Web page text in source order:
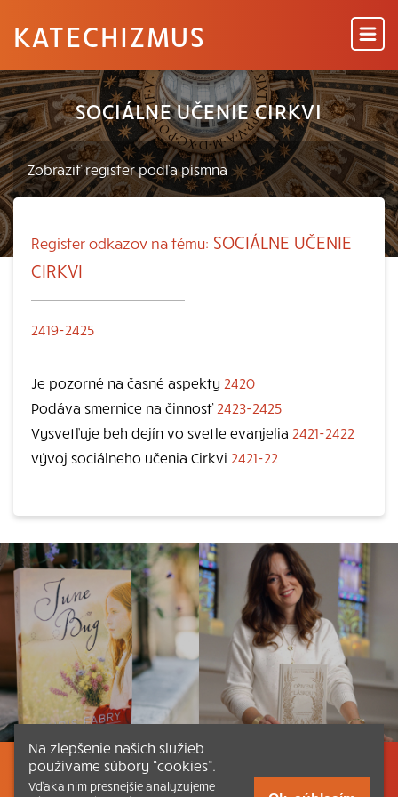
KATECHIZMUS
SOCIÁLNE UČENIE CIRKVI
Register odkazov na tému: SOCIÁLNE UČENIE
CIRKVI
2419-2425
Je pozorné na časné aspekty 2420
Podáva smernice na činnosť 2423-2425
Vysvetľuje beh dejín vo svetle evanjelia 2421-2422
vývoj sociálneho učenia Cirkvi 2421-22
Listovať Obsah Dokumenty a články
Na zlepšenie našich služieb
používame súbory “cookies”.
Vďaka nim presnejšie analyzujeme